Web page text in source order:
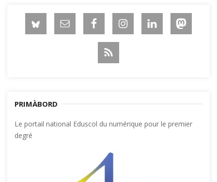
PRIMÀBORD
Le portail national Eduscol du numérique pour le premier
degré